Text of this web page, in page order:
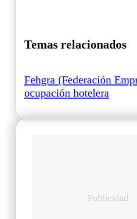
Temas relacionados
Fehgra (Federación
ocupación hotelera